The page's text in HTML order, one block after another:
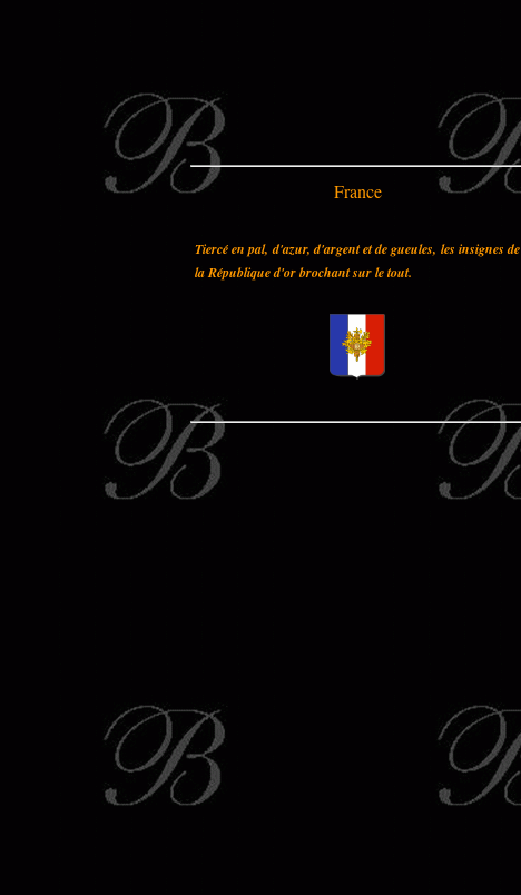
France
Tiercé en pal, d'azur, d'argent et de gueules, les insignes de
la République d'or brochant sur le tout.